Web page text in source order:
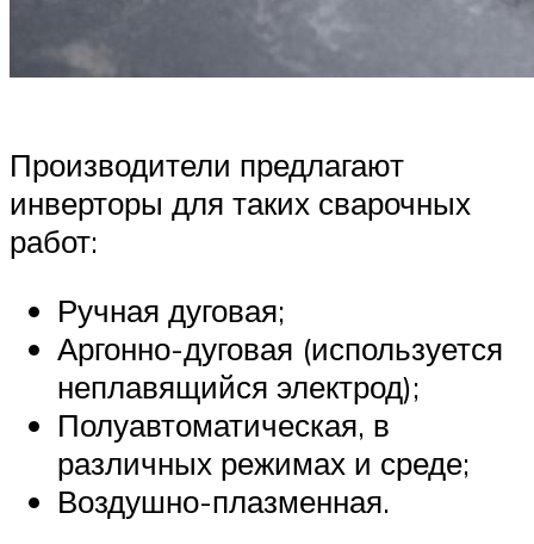
Производители предлагают
инверторы для таких сварочных
работ:
Ручная дуговая;
Аргонно-дуговая (используется
неплавящийся электрод);
Полуавтоматическая, в
различных режимах и среде;
Воздушно-плазменная.